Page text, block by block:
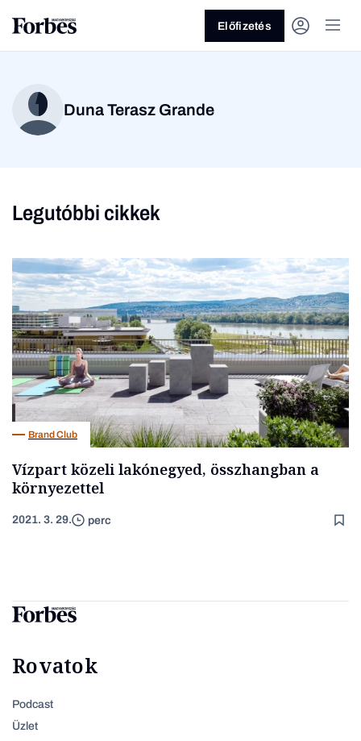
Előfizetés
Duna Terasz Grande
Legutóbbi cikkek
Brand Club
Vízpart közeli lakónegyed, összhangban a
környezettel
2021. 3. 29. perc
Rovatok
Podcast
Üzlet